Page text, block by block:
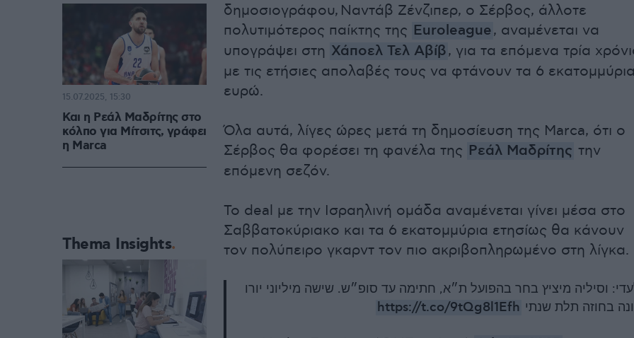
δημοσιογράφου, Ναντάβ Ζένζιπερ, ο Σέρβος, άλλοτε
πολυτιμότερος παίκτης της Euroleague, αναμένεται να
υπογράψει στη Χάποελ Τελ Αβίβ, για τα επόμενα τρία
με τις ετήσιες απολαβές τους να φτάνουν τα 6
ευρώ.
Όλα αυτά, λίγες ώρες μετά τη δημοσίευση της Marca, ότι ο
Σέρβος θα φορέσει τη φανέλα της Ρεάλ Μαδρίτης την
επόμενη σεζόν.
Το deal με την Ισραηλινή ομάδα αναμένεται γίνει μέσα στο
Σαββατοκύριακο και τα 6 εκατομμύρια ετησίως θα κάνουν
τον πολύπειρο γκαρντ τον πιο ακριβοπληρωμένο στη λίγκα.
וסיליה מיציץ בחר בהפועל ת״א, חתימה עד סופ״ש. שישה מיליוני יורו
בחוזה תלת שנתי https://t.co/9tQg8l1Efh
Και η Ρεάλ Μαδρίτης στο
κόλπο για Μίτσιτς, γράφει
η Marca
15.07.2025, 15:30
Thema Insights